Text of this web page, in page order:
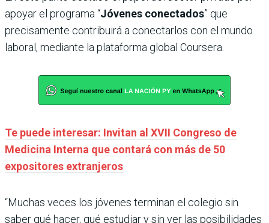
apoyar el programa “Jóvenes conectados” que
precisamente contribuirá a conectarlos con el mundo
laboral, mediante la plataforma global Coursera.
Te puede interesar: Invitan al XVII Congreso de
Medicina Interna que contará con más de 50
expositores extranjeros
“Muchas veces los jóvenes terminan el colegio sin
saber qué hacer, qué estudiar y sin ver las posibilidades